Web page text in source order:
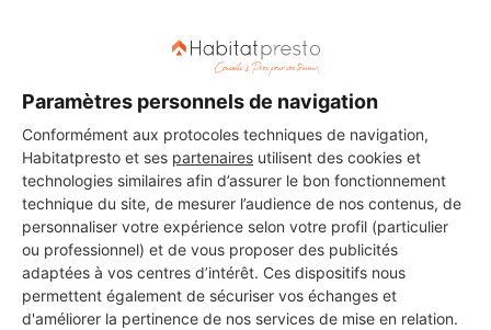
Paramètres personnels de navigation
Conformément aux protocoles techniques de navigation,
Habitatpresto et ses partenaires utilisent des cookies et
technologies similaires afin d’assurer le bon fonctionnement
technique du site, de mesurer l’audience de nos contenus, de
personnaliser votre expérience selon votre profil (particulier
ou professionnel) et de vous proposer des publicités
adaptées à vos centres d’intérêt. Ces dispositifs nous
permettent également de sécuriser vos échanges et
d'améliorer la pertinence de nos services de mise en relation.
Bojke Tomasz
Condom
15 ans d'expérience